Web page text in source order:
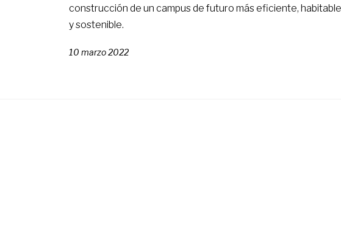
construcción de un campus de futuro más eficiente, habitable
y sostenible.
10 marzo 2022